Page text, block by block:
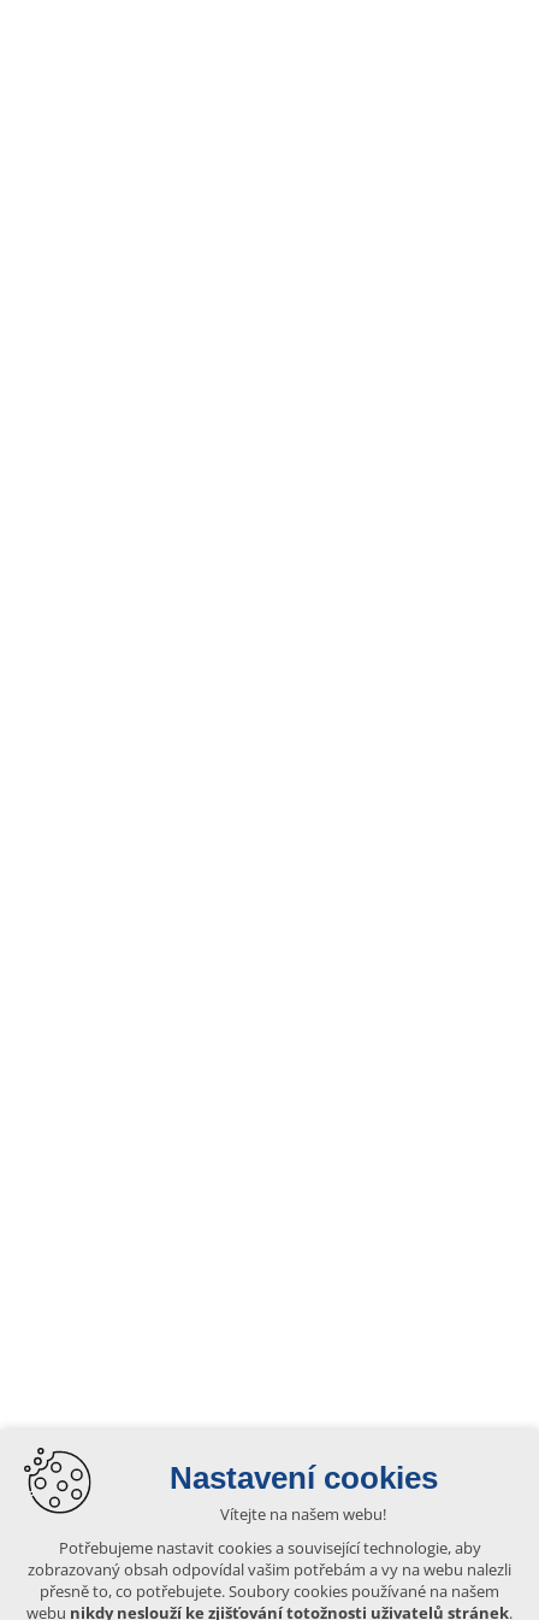
Nastavení cookies
Vítejte na našem webu!
Potřebujeme nastavit cookies a související technologie, aby
zobrazovaný obsah odpovídal vašim potřebám a vy na webu nalezli
přesně to, co potřebujete. Soubory cookies používané na našem
webu nikdy neslouží ke zjišťování totožnosti uživatelů stránek.